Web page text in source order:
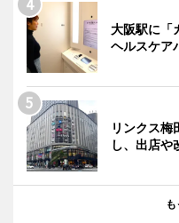
大阪駅に「
ヘルスケア
リンクス
し、出店や